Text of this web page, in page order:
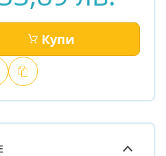
Купи
Сравни